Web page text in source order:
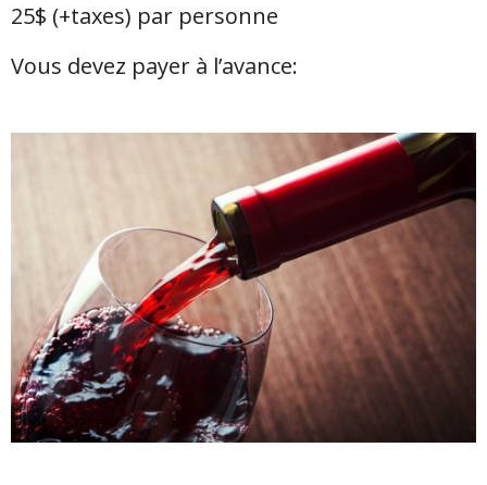
25$ (+taxes) par personne
Vous devez payer à l’avance: